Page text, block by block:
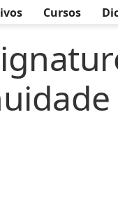
Cursos